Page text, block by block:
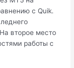
с Quik.
второе место
работы с